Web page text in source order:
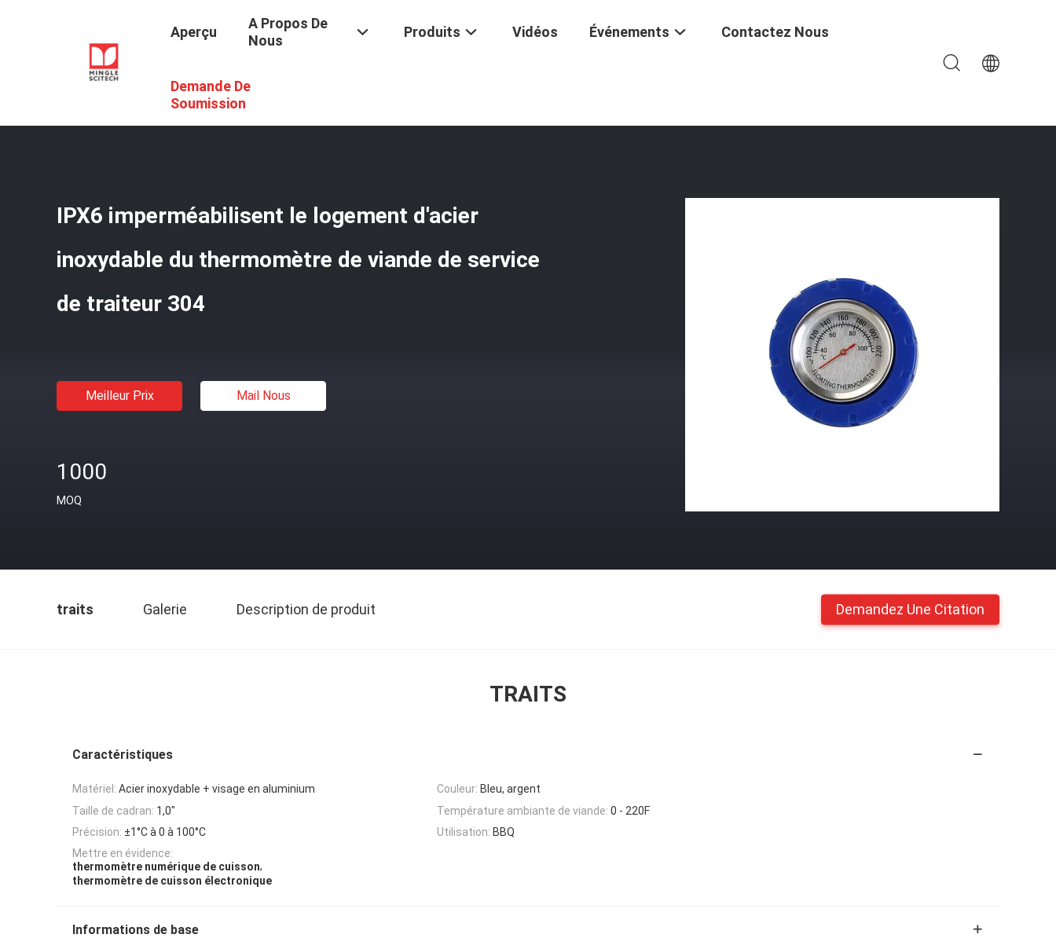
Aperçu
A Propos De
Nous
Produits Vidéos Événements Contactez Nous
Demande De
Soumission
Thermomètre De Viande
IPX6 imperméabilisent le logement d'acier
inoxydable du thermomètre de viande de service
de traiteur 304
Meilleur Prix Mail Nous
1000
MOQ
traits Galerie Description de produit Demandez Une Citation
TRAITS
Caractéristiques
Matériel: Acier inoxydable + visage en aluminium Couleur: Bleu, argent
Taille de cadran: 1,0" Température ambiante de viande: 0 - 220F
Précision: ±1°C à 0 à 100°C Utilisation: BBQ
Mettre en évidence:
thermomètre numérique de cuisson,
thermomètre de cuisson électronique
Informations de base